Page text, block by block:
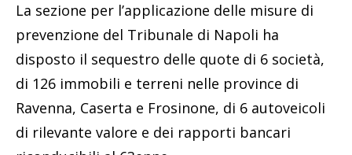
La sezione per l’applicazione delle misure di
prevenzione del Tribunale di Napoli ha
disposto il sequestro delle quote di 6 società,
di 126 immobili e terreni nelle province di
Ravenna, Caserta e Frosinone, di 6 autoveicoli
di rilevante valore e dei rapporti bancari